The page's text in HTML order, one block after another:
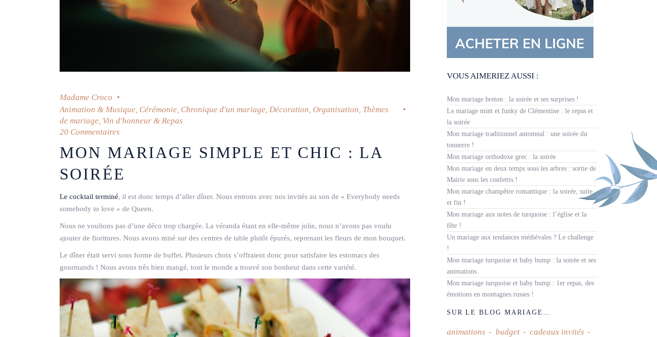
Madame Croco
Animation & Musique Cérémonie Chronique d'un mariage Décoration Organisation Thèmes
de mariage Vin d'honneur & Repas
20 Commentaires
MON MARIAGE SIMPLE ET CHIC : LA
SOIRÉE
Le cocktail terminé, il est donc temps d’aller dîner. Nous entrons avec nos invités au son de « Everybody needs
somebody to love » de Queen.
Nous ne voulions pas d’une déco trop chargée. La véranda étant en elle-même jolie, nous n’avons pas voulu
ajouter de fioritures. Nous avons misé sur des centres de table plutôt épurés, reprenant les fleurs de mon bouquet.
Le dîner était servi sous forme de buffet. Plusieurs choix s’offraient donc pour satisfaire les estomacs des
gourmands ! Nous avons très bien mangé, tout le monde a trouvé son bonheur dans cette variété.
VOUS AIMERIEZ AUSSI :
Mon mariage breton : la soirée et ses surprises !
Le mariage mint et funky de Clémentine : le repas et
la soirée
Mon mariage traditionnel automnal : une soirée du
tonnerre !
Mon mariage orthodoxe grec : la soirée
Mon mariage en deux temps sous les arbres : sortie de
Mairie sous les confettis !
Mon mariage champêtre romantique : la soirée, suite
et fin !
Mon mariage aux notes de turquoise : l’église et la
fête !
Un mariage aux tendances médiévales ? Le challenge
!
Mon mariage turquoise et baby bump : la soirée et ses
animations
Mon mariage turquoise et baby bump : 1er repas, des
émotions en montagnes russes !
SUR LE BLOG MARIAGE…
animations budget
cadeaux invités